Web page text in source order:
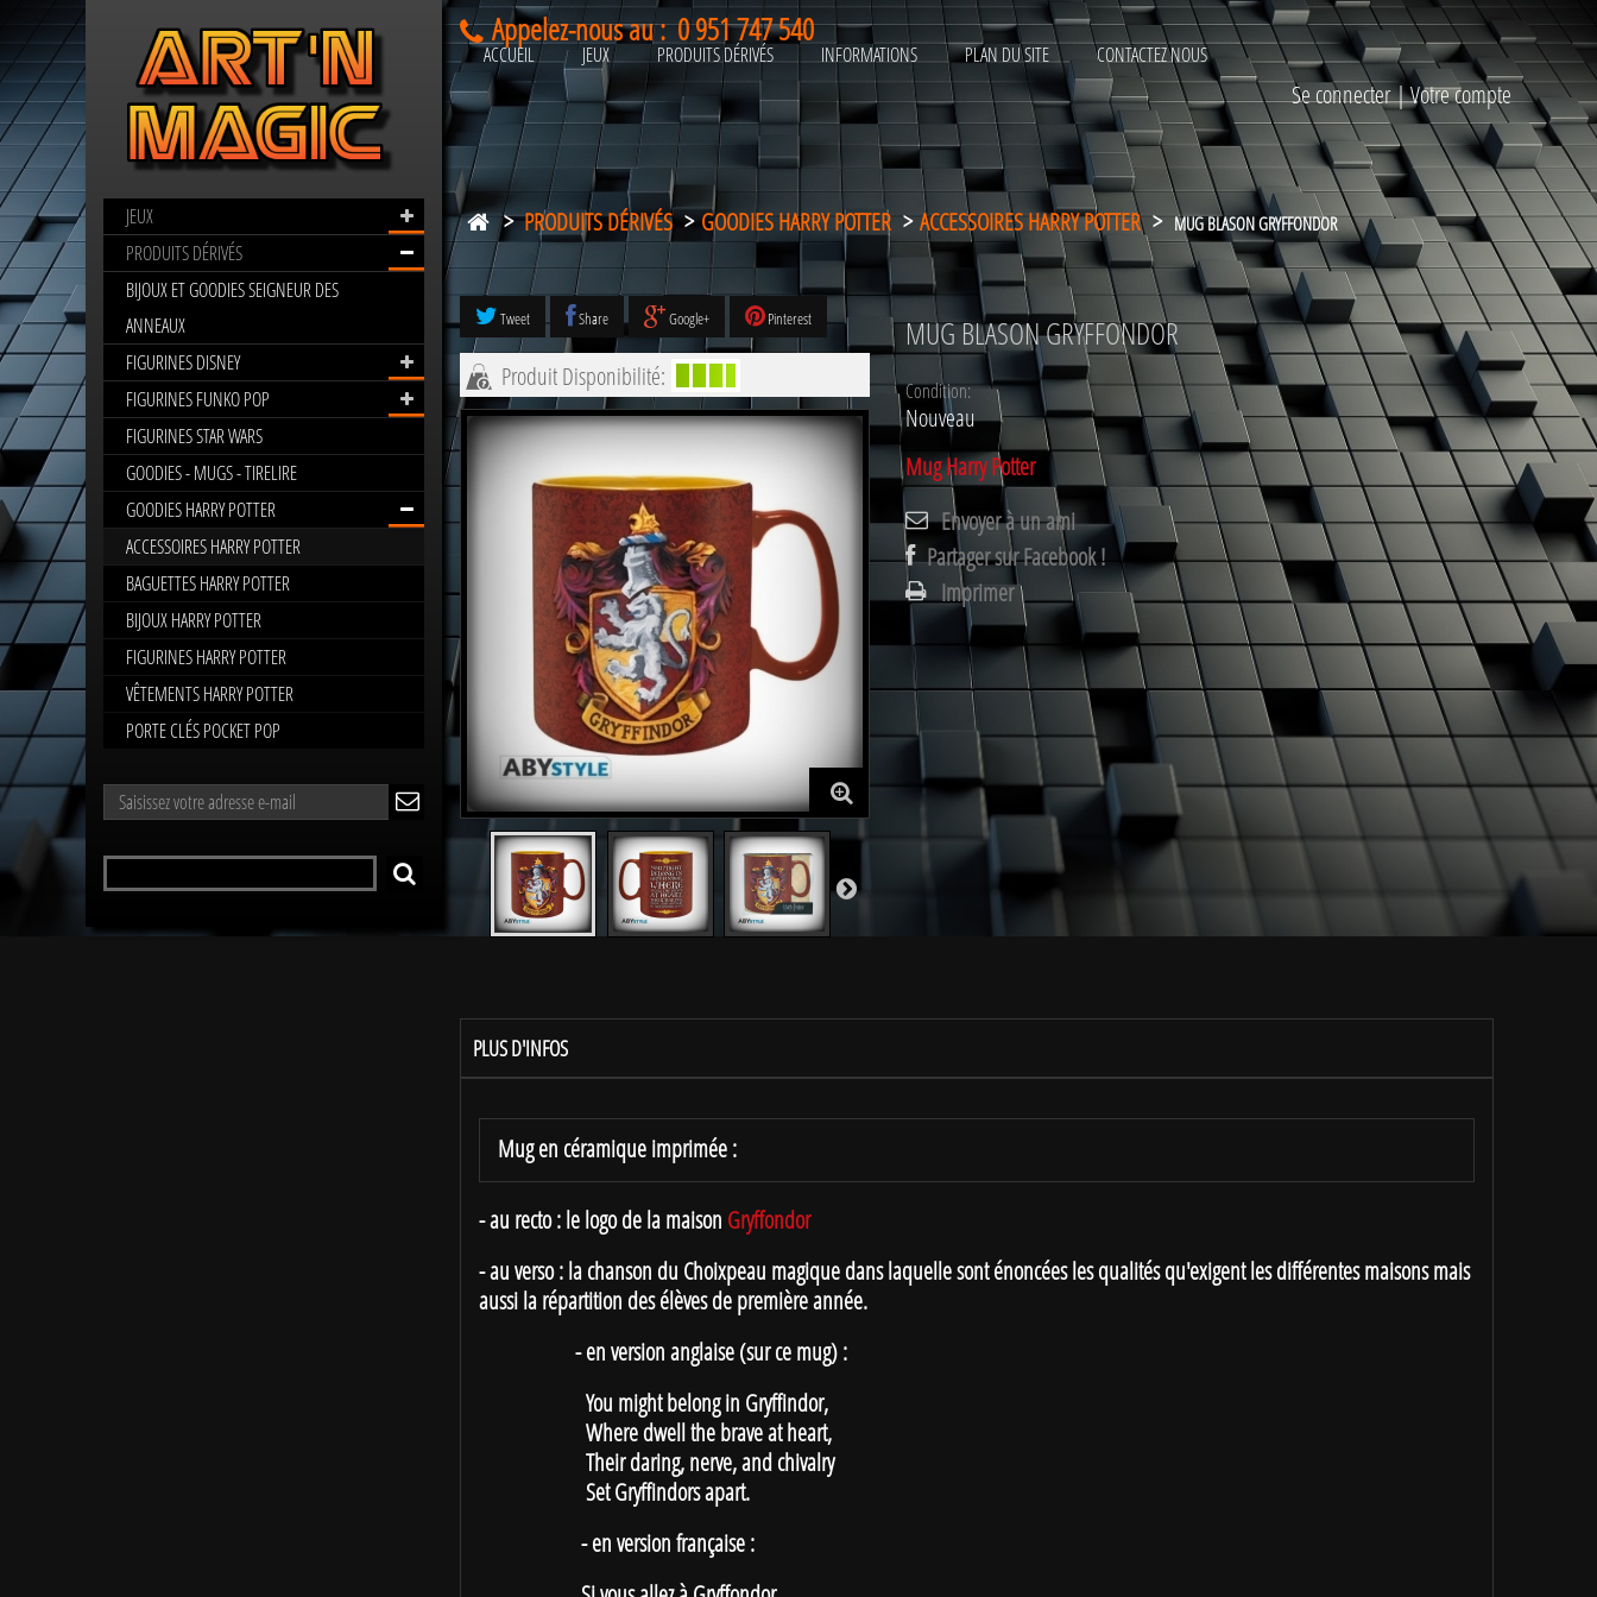
ACCESSOIRES
HARRY
POTTER
JEUX
PRODUITS DÉRIVÉS
BIJOUX ET GOODIES SEIGNEUR DES
ANNEAUX
FIGURINES DISNEY
FIGURINES FUNKO POP
FIGURINES STAR WARS
GOODIES - MUGS - TIRELIRE
GOODIES HARRY POTTER
ACCESSOIRES HARRY POTTER
BAGUETTES HARRY POTTER
BIJOUX HARRY POTTER
FIGURINES HARRY POTTER
VÊTEMENTS HARRY POTTER
PORTE CLÉS POCKET POP
LETTRE
Rechercher
un
Appelez-nous au : 0 951 747 540
ACCUEIL JEUX PRODUITS DÉRIVÉS INFORMATIONS PLAN DU SITE CONTACTEZ NOUS
Se connecter|Votre compte
> PRODUITS DÉRIVÉS > GOODIES HARRY POTTER > ACCESSOIRES HARRY POTTER > MUG BLASON GRYFFONDOR
Tweet Share Google+ Pinterest
Produit Disponibilité:
MUG BLASON GRYFFONDOR
Condition:
Nouveau
Mug Harry Potter
Envoyer à un ami
Partager sur Facebook !
Imprimer
PLUS D'INFOS
Mug en céramique imprimée :
- au recto : le logo de la maison Gryffondor
- au verso : la chanson du Choixpeau magique dans laquelle sont énoncées les qualités qu'exigent les différentes maisons mais
aussi la répartition des élèves de première année.
- en version anglaise (sur ce mug) :
You might belong in Gryffindor,
Where dwell the brave at heart,
Their daring, nerve, and chivalry
Set Gryffindors apart.
- en version française :